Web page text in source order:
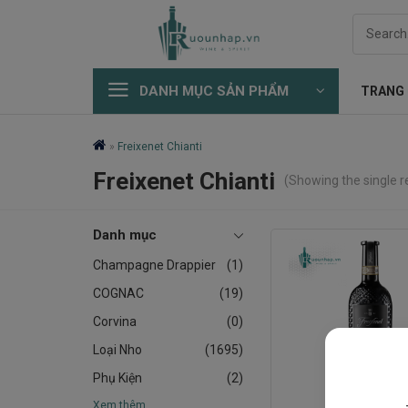
DANH MỤC SẢN PHẨM TRANG
» Freixenet Chianti
Freixenet Chianti (Showing the single
Danh mục
Champagne Drappier
(1)
COGNAC
(19)
Corvina
(0)
Loại Nho
(1695)
Phụ Kiện
(2)
Xem thêm